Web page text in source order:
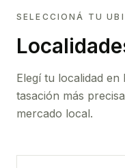
SELECCIONÁ TU
Elegí tu localidad
tasación más
mercado local.